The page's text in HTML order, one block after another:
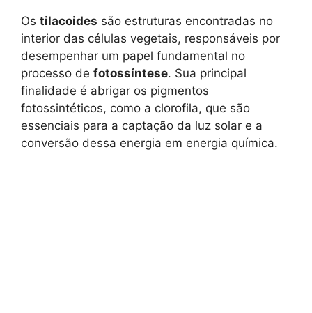
Os tilacoides são estruturas encontradas no
interior das células vegetais, responsáveis por
desempenhar um papel fundamental no
processo de fotossíntese. Sua principal
finalidade é abrigar os pigmentos
fotossintéticos, como a clorofila, que são
essenciais para a captação da luz solar e a
conversão dessa energia em energia química.